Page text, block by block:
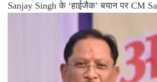
Sanjay Singh के ‘हाईजैक’ बयान पर CM